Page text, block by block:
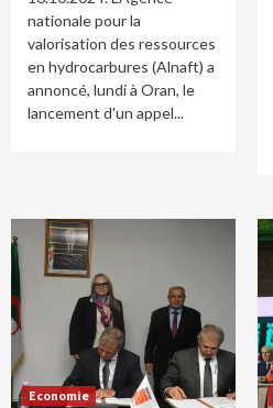
nationale pour la
valorisation des ressources
en hydrocarbures (Alnaft) a
annoncé, lundi à Oran, le
lancement d'un appel...
Economie